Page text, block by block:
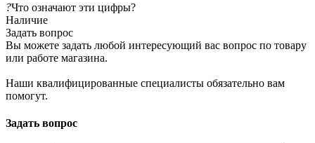
?Что означают эти цифры?
Наличие
Задать вопрос
Вы можете задать любой интересующий вас вопрос по товару
или работе магазина.
Наши квалифицированные специалисты обязательно вам
помогут.
Задать вопрос